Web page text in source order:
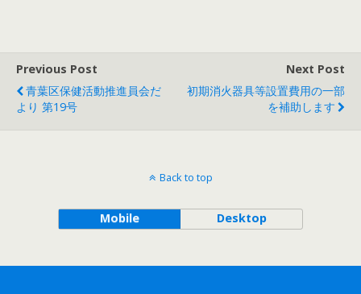
Previous Post
青葉区保健活動推進員会だ
より 第19号
Next Post
初期消火器具等設置費用の一部
を補助します
Back to top
Mobile Desktop